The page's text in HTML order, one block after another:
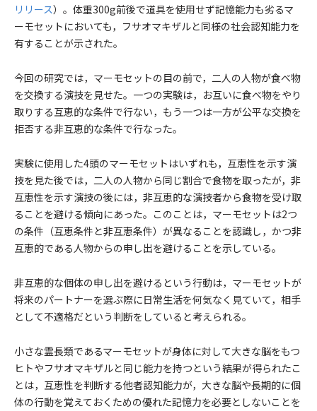
リリース）。体重300g前後で道具を使用せず記憶能力も劣るマ
ーモセットにおいても，フサオマキザルと同様の社会認知能力を
有することが示された。
今回の研究では，マーモセットの目の前で，二人の人物が食べ物
を交換する演技を見せた。一つの実験は，お互いに食べ物をやり
取りする互恵的な条件で行ない，もう一つは一方が公平な交換を
拒否する非互恵的な条件で行なった。
実験に使用した4頭のマーモセットはいずれも，互恵性を示す演
技を見た後では，二人の人物から同じ割合で食物を取ったが，非
互恵性を示す演技の後には，非互恵的な演技者から食物を受け取
ることを避ける傾向にあった。このことは，マーモセットは2つ
の条件（互恵条件と非互恵条件）が異なることを認識し，かつ非
互恵的である人物からの申し出を避けることを示している。
非互恵的な個体の申し出を避けるという行動は，マーモセットが
将来のパートナーを選ぶ際に日常生活を何気なく見ていて，相手
として不適格だという判断をしていると考えられる。
小さな霊長類であるマーモセットが身体に対して大きな脳をもつ
ヒトやフサオマキザルと同じ能力を持つという結果が得られたこ
とは，互恵性を判断する他者認知能力が，大きな脳や長期的に個
体の行動を覚えておくための優れた記憶力を必要としないことを